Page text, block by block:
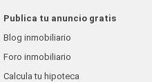
Publica tu anuncio gratis
Blog inmobiliario
Foro inmobiliario
Calcula tu hipoteca